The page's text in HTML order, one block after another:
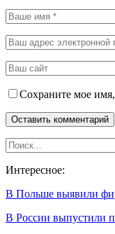
Сохраните мое
Интересное:
В Польше выявили
В России выпустили